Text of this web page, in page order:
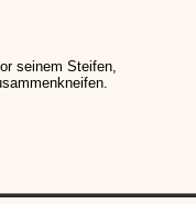
seinem Steifen,